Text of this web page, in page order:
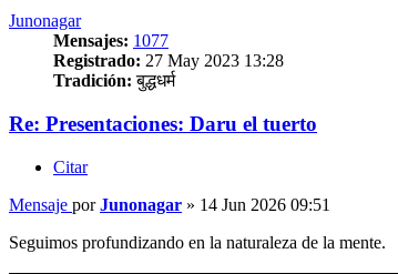
Junonagar
Mensajes: 1077
Registrado: 27 May 2023 13:28
Tradición: बुद्धधर्म
Re: Presentaciones: Daru el tuerto
Citar
Mensaje porJunonagar » 14 Jun 2026 09:51
Seguimos profundizando en la naturaleza de la mente.